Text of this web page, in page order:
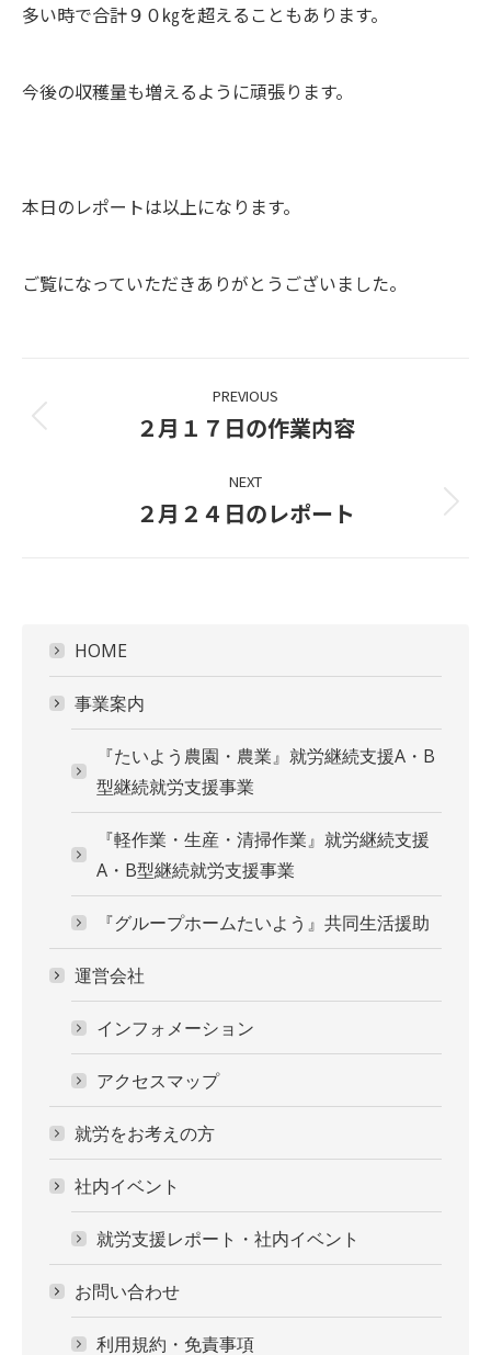
多い時で合計９０㎏を超えることもあります。
今後の収穫量も増えるように頑張ります。
本日のレポートは以上になります。
ご覧になっていただきありがとうございました。
navigation
PREVIOUS
Previous
２月１７日の作業内容
NEXT
Next
２月２４日のレポート
HOME
事業案内
『たいよう農園・農業』就労継続支援A・B
型継続就労支援事業
『軽作業・生産・清掃作業』就労継続支援
A・B型継続就労支援事業
『グループホームたいよう』共同生活援助
運営会社
インフォメーション
アクセスマップ
就労をお考えの方
社内イベント
就労支援レポート・社内イベント
お問い合わせ
利用規約・免責事項